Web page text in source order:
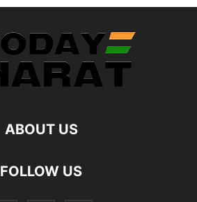
ABOUT US
FOLLOW US